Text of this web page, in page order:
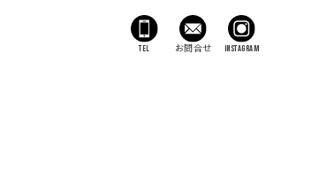
TEL お問合せ Instagram